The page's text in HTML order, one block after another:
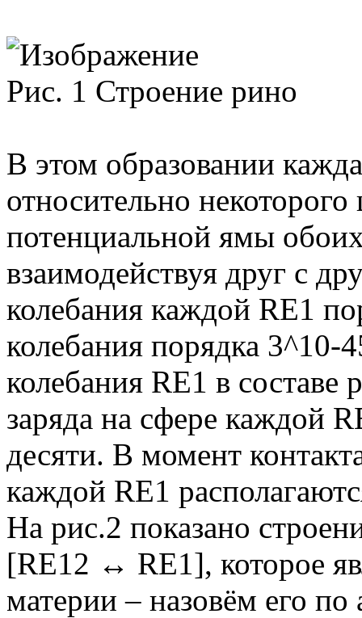
Рис. 1 Строение рино
В этом образовании
относительно
потенциальной ямы
взаимодействуя друг с
колебания каждой RE1
колебания порядка
колебания RE1 в составе
заряда на сфере каждой
десяти. В момент
каждой RE1
На рис.2 показано
[RE12 ↔ RE1], которое
материи – назовём его по